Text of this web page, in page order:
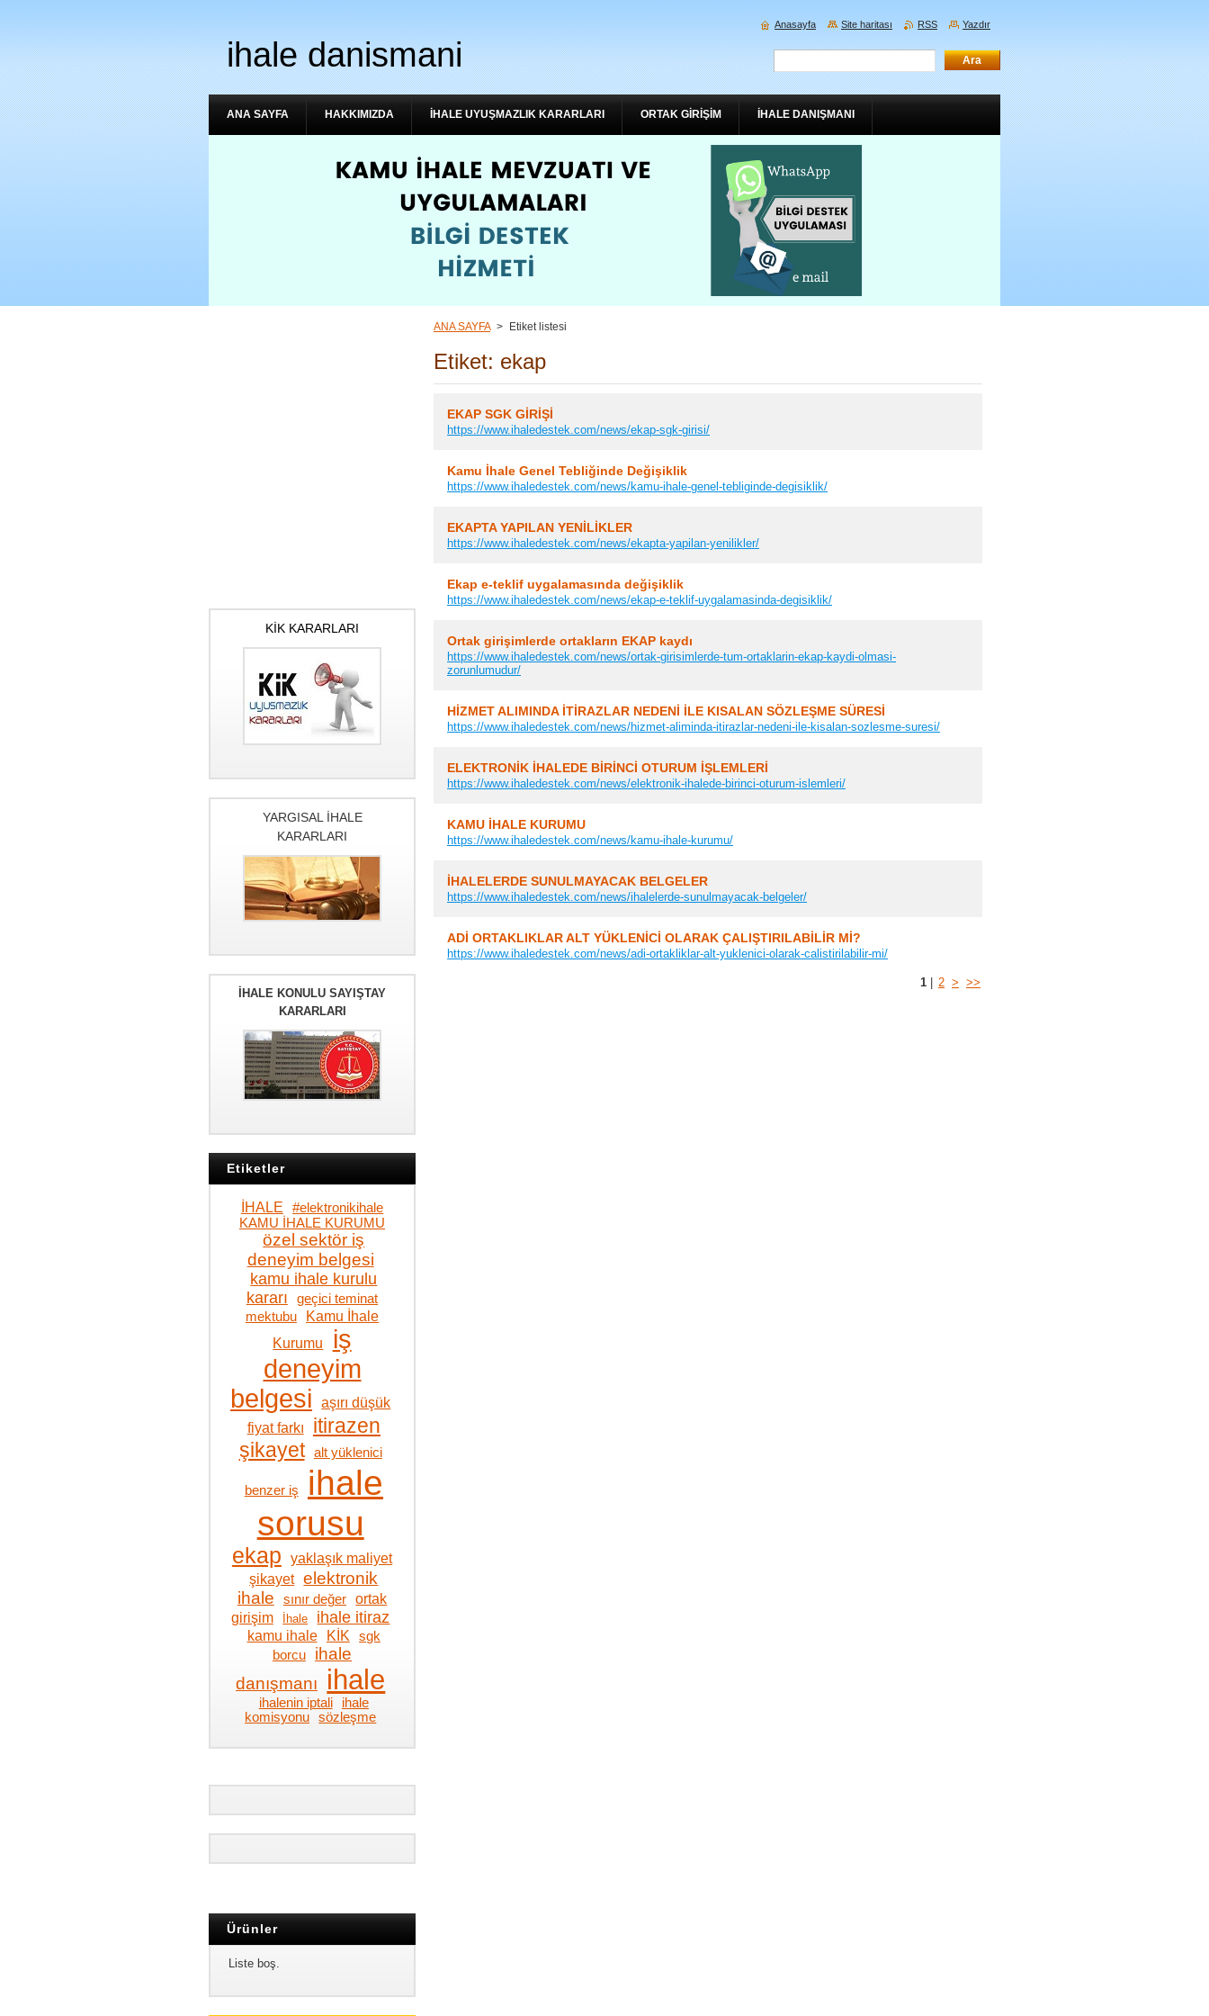
ihale danismani
ANA SAYFA > Etiket listesi
Etiket: ekap
EKAP SGK GİRİŞİ
https://www.ihaledestek.com/news/ekap-sgk-girisi/
Kamu İhale Genel Tebliğinde Değişiklik
https://www.ihaledestek.com/news/kamu-ihale-genel-tebliginde-degisiklik/
EKAPTA YAPILAN YENİLİKLER
https://www.ihaledestek.com/news/ekapta-yapilan-yenilikler/
Ekap e-teklif uygalamasında değişiklik
https://www.ihaledestek.com/news/ekap-e-teklif-uygalamasinda-degisiklik/
Ortak girişimlerde ortakların EKAP kaydı
https://www.ihaledestek.com/news/ortak-girisimlerde-tum-ortaklarin-ekap-kaydi-olmasi-
zorunlumudur/
HİZMET ALIMINDA İTİRAZLAR NEDENİ İLE KISALAN SÖZLEŞME SÜRESİ
https://www.ihaledestek.com/news/hizmet-aliminda-itirazlar-nedeni-ile-kisalan-sozlesme-suresi/
ELEKTRONİK İHALEDE BİRİNCİ OTURUM İŞLEMLERİ
https://www.ihaledestek.com/news/elektronik-ihalede-birinci-oturum-islemleri/
KAMU İHALE KURUMU
https://www.ihaledestek.com/news/kamu-ihale-kurumu/
İHALELERDE SUNULMAYACAK BELGELER
https://www.ihaledestek.com/news/ihalelerde-sunulmayacak-belgeler/
ADİ ORTAKLIKLAR ALT YÜKLENİCİ OLARAK ÇALIŞTIRILABİLİR Mİ?
https://www.ihaledestek.com/news/adi-ortakliklar-alt-yuklenici-olarak-calistirilabilir-mi/
1 2 > >>
KİK KARARLARI
YARGISAL İHALE
KARARLARI
İHALE KONULU SAYIŞTAY
KARARLARI
Etiketler
İHALE
#elektronikihale
KAMU İHALE KURUMU
özel sektör iş
deneyim belgesi
kamu ihale kurulu
kararı
geçici teminat
mektubu
Kamu İhale
Kurumu
iş
deneyim
belgesi
aşırı düşük
fiyat farkı
itirazen
şikayet
alt yüklenici
benzer iş
ihale
sorusu
ekap
yaklaşık maliyet
şikayet elektronik
ihale
sınır değer
ortak
girişim
İhale ihale itiraz
kamu ihale KİK
sgk
borcu
ihale
danışmanı
ihale
ihalenin iptali
ihale
komisyonu
sözleşme
Ürünler
Liste boş.
ANA SAYFA HAKKIMIZDA İHALE UYUŞMAZLIK KARARLARI ORTAK GİRİŞİM İHALE DANIŞMANI
Anasayfa Site haritası RSS Yazdır